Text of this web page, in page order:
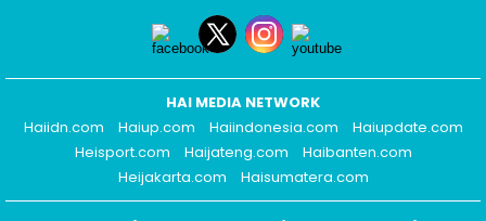
HAI MEDIA NETWORK
Haiidn.com
Haiup.com Haiindonesia.com
Haiupdate.com
Heisport.com
Haijateng.com
Haibanten.com
Heijakarta.com
Haisumatera.com